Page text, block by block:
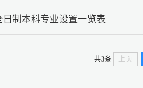
日制本科专业设置一览表
共3条 上页